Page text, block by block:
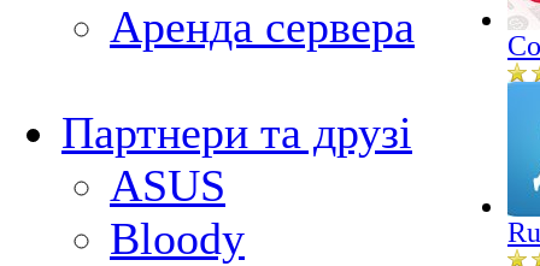
Аренда сервера
Партнери та друзі
ASUS
Bloody